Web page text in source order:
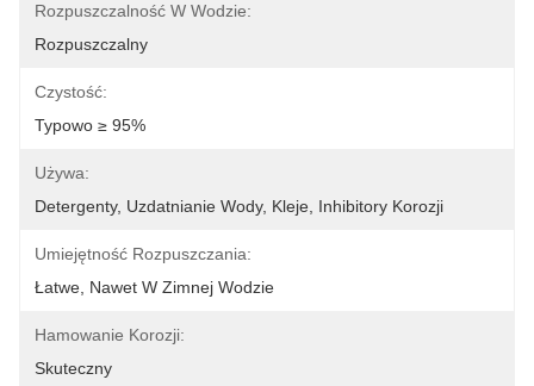
Rozpuszczalność W Wodzie:
Rozpuszczalny
Czystość:
Typowo ≥ 95%
Używa:
Detergenty, Uzdatnianie Wody, Kleje, Inhibitory Korozji
Umiejętność Rozpuszczania:
Łatwe, Nawet W Zimnej Wodzie
Hamowanie Korozji:
Skuteczny